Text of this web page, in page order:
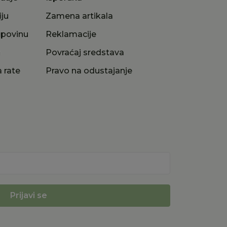
rate
Zamena artikala
Reklamacije
Povraćaj sredstava
Pravo na odustajanje
Prijavi se